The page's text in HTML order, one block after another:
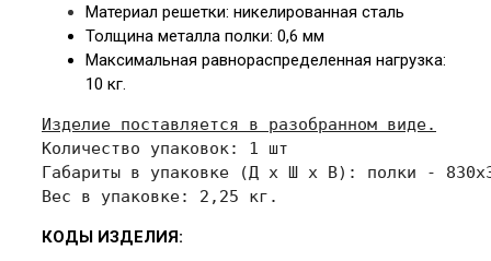
Материал решетки: никелированная сталь
Толщина металла полки: 0,6 мм
Максимальная равнораспределенная нагрузка:
10 кг.
Изделие поставляется в разобранном виде.
Количество упаковок: 1 шт
Габариты в упаковке
(Д х Ш х В): полки -
Вес в упаковке: 2,25 кг.
КОДЫ ИЗДЕЛИЯ: